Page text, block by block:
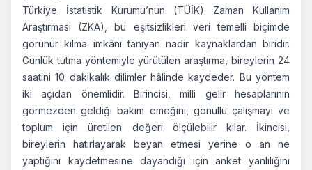
Türkiye İstatistik Kurumu’nun (TÜİK) Zaman Kullanım
Araştırması (ZKA), bu eşitsizlikleri veri temelli biçimde
görünür kılma imkânı tanıyan nadir kaynaklardan biridir.
Günlük tutma yöntemiyle yürütülen araştırma, bireylerin 24
saatini 10 dakikalık dilimler hâlinde kaydeder. Bu yöntem
iki açıdan önemlidir. Birincisi, milli gelir hesaplarının
görmezden geldiği bakım emeğini, gönüllü çalışmayı ve
toplum için üretilen değeri ölçülebilir kılar. İkincisi,
bireylerin hatırlayarak beyan etmesi yerine o an ne
yaptığını kaydetmesine dayandığı için anket yanlılığını